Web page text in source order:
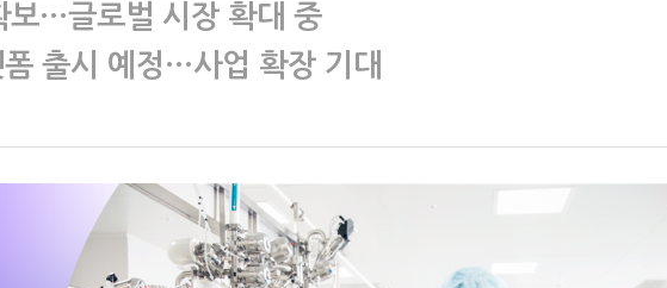
…글로벌 시장 확대 중
출시 예정…사업 확장 기대